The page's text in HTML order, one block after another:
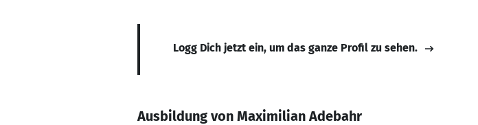
Logg Dich jetzt ein, um das ganze Profil zu sehen.
Ausbildung von Maximilian Adebahr